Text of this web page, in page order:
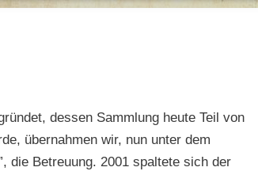
dessen Sammlung heute Teil von
übernahmen wir, nun unter dem
die Betreuung. 2001 spaltete sich der